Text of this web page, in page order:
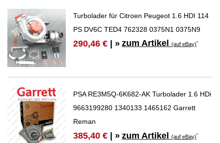
Turbolader für Citroen Peugeot 1.6 HDI 114
PS DV6C TED4 762328 0375N1 0375N9
290,46 € | » zum Artikel(auf eBay)*
PSA RE3M5Q-6K682-AK Turbolader 1.6 HDi
9663199280 1340133 1465162 Garrett
Reman
385,40 € | » zum Artikel(auf eBay)*